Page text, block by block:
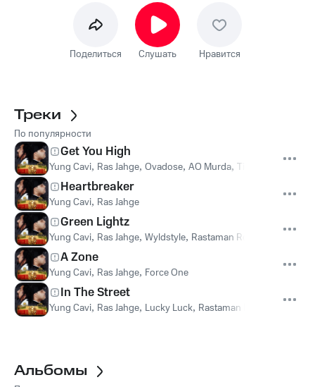
Поделиться Слушать Нравится
Треки
По популярности
Get You High
Yung Cavi, Ras Jahge, Ovadose, AO Murda, Ticc Ricc
Heartbreaker
Yung Cavi, Ras Jahge
Green Lightz
Yung Cavi, Ras Jahge, Wyldstyle, Rastaman Robb
A Zone
Yung Cavi, Ras Jahge, Force One
In The Street
Yung Cavi, Ras Jahge, Lucky Luck, Rastaman Robb
Альбомы